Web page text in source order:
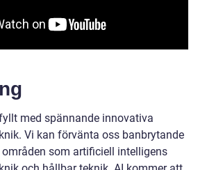
med spännande innovativa
Vi kan förvänta oss banbrytande
som artificiell intelligens